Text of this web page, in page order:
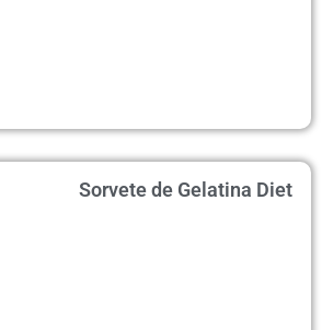
Sorvete de Gelatina Diet